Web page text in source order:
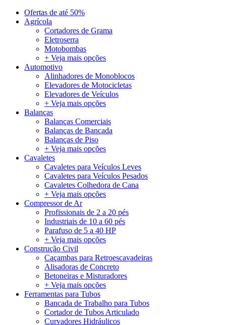
Ofertas de até 50%
Agrícola
Cortadores de Grama
Eletroserra
Motobombas
+ Veja mais opções
Automotivo
Alinhadores de Monoblocos
Elevadores de Motocicletas
Elevadores de Veículos
+ Veja mais opções
Balanças
Balanças Comerciais
Balanças de Bancada
Balanças de Piso
+ Veja mais opções
Cavaletes
Cavaletes para Veículos Leves
Cavaletes para Veículos Pesados
Cavaletes Colhedora de Cana
+ Veja mais opções
Compressor de Ar
Profissionais de 2 a 20 pés
Industriais de 10 a 60 pés
Parafuso de 5 a 40 HP
+ Veja mais opções
Construção Civil
Caçambas para Retroescavadeiras
Alisadoras de Concreto
Betoneiras e Misturadores
+ Veja mais opções
Ferramentas para Tubos
Bancada de Trabalho para Tubos
Cortador de Tubos Articulado
Curvadores Hidráulicos